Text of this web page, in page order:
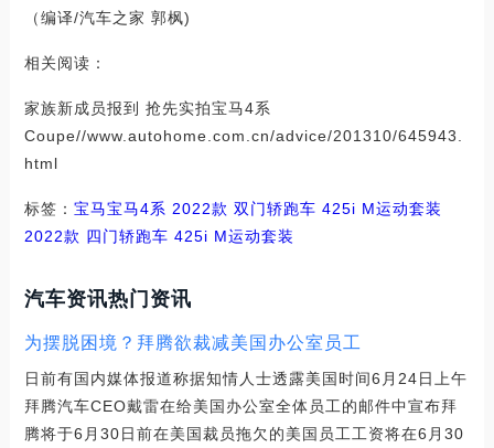
（编译/汽车之家 郭枫)
相关阅读：
家族新成员报到 抢先实拍宝马4系
Coupe//www.autohome.com.cn/advice/201310/645943.
html
标签： 宝马宝马4系 2022款 双门轿跑车 425i M运动套装
2022款 四门轿跑车 425i M运动套装
汽车资讯热门资讯
为摆脱困境？拜腾欲裁减美国办公室员工
日前有国内媒体报道称据知情人士透露美国时间6月24日上午
拜腾汽车CEO戴雷在给美国办公室全体员工的邮件中宣布拜
腾将于6月30日前在美国裁员拖欠的美国员工工资将在6月30